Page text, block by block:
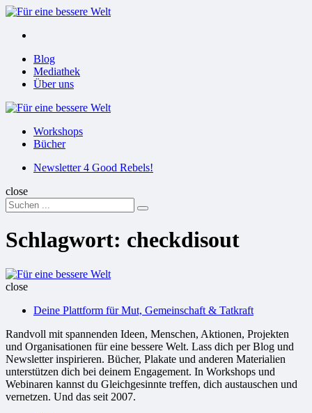
Menu
Menu
Blog
Mediathek
Über uns
Für
Workshops
Bücher
SuchenNewsletter 4 Good Rebels!
close
Search
for:
Suchen
Schlagwort: checkdisout
Für
Welt
close
Deine Plattform für Mut, Gemeinschaft & Tatkraft
Randvoll mit spannenden Ideen, Menschen, Aktionen, Projekten
und Organisationen für eine bessere Welt. Lass dich per Blog und
Newsletter inspirieren. Bücher, Plakate und anderen Materialien
unterstützen dich bei deinem Engagement. In Workshops und
Webinaren kannst du Gleichgesinnte treffen, dich austauschen und
vernetzen. Und das seit 2007.